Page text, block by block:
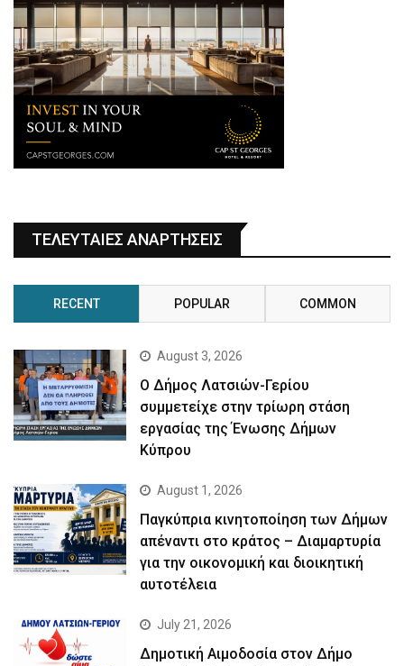
ΤΕΛΕΥΤΑΙΕΣ ΑΝΑΡΤΗΣΕΙΣ
RECENT POPULAR COMMON
August 3, 2026
Ο Δήμος Λατσιών-Γερίου
συμμετείχε στην τρίωρη στάση
εργασίας της Ένωσης Δήμων
Κύπρου
August 1, 2026
Παγκύπρια κινητοποίηση των Δήμων
απέναντι στο κράτος – Διαμαρτυρία
για την οικονομική και διοικητική
αυτοτέλεια
July 21, 2026
Δημοτική Αιμοδοσία στον Δήμο